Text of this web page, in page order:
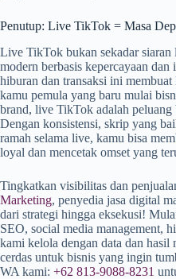
Penutup: Live TikTok = Masa
Live TikTok bukan sekadar
modern berbasis kepercayaan
hiburan dan transaksi ini
kamu pemula yang baru mulai
brand, live TikTok adalah
Dengan konsistensi, skrip yang
ramah selama live, kamu bisa
loyal dan mencetak omset yang
Tingkatkan visibilitas dan
Marketing, penyedia jasa digital
dari strategi hingga eksekusi!
SEO, social media management,
kami kelola dengan data dan
cerdas untuk bisnis yang ingin
WA kami: +62 813-9088-8231